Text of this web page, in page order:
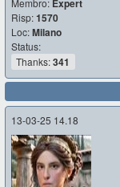
Expert
Risp:1570
Loc:Milano
Status:
Thanks:341
13-03-25 14.18